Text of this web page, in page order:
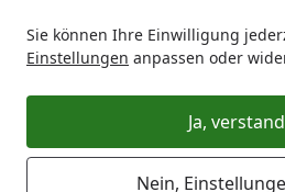
Sie können Ihre Einwilligung
Einstellungen anpassen oder
Ja,
Nein,